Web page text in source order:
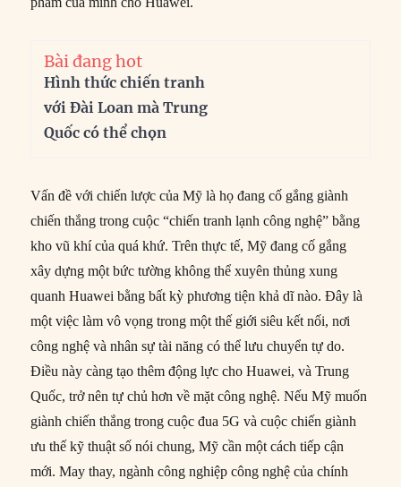
Bài đang hot
Hình thức chiến tranh
với Đài Loan mà Trung
Quốc có thể chọn
Vấn đề với chiến lược của Mỹ là họ đang cố gắng giành
chiến thắng trong cuộc “chiến tranh lạnh công nghệ” bằng
kho vũ khí của quá khứ. Trên thực tế, Mỹ đang cố gắng
xây dựng một bức tường không thể xuyên thủng xung
quanh Huawei bằng bất kỳ phương tiện khả dĩ nào. Đây là
một việc làm vô vọng trong một thế giới siêu kết nối, nơi
công nghệ và nhân sự tài năng có thể lưu chuyển tự do.
Điều này càng tạo thêm động lực cho Huawei, và Trung
Quốc, trở nên tự chủ hơn về mặt công nghệ. Nếu Mỹ muốn
giành chiến thắng trong cuộc đua 5G và cuộc chiến giành
ưu thế kỹ thuật số nói chung, Mỹ cần một cách tiếp cận
mới. May thay, ngành công nghiệp công nghệ của chính